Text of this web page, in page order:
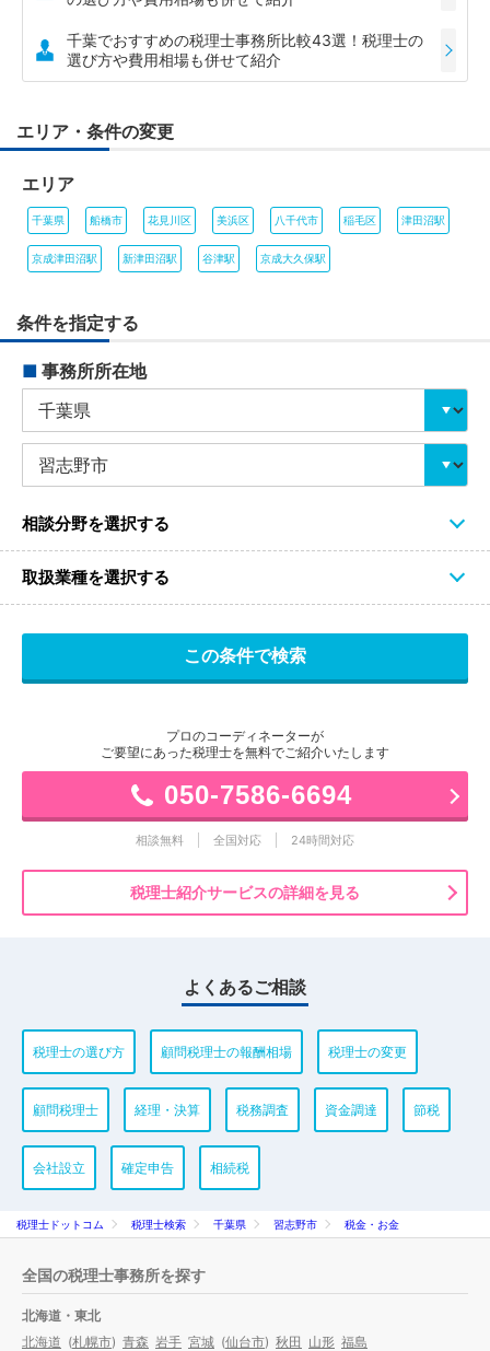
千葉でおすすめの税理士事務所比較43選！税理士の
選び方や費用相場も併せて紹介
エリア・条件の変更
エリア
千葉県 船橋市 花見川区 美浜区 八千代市 稲毛区 津田沼駅
京成津田沼駅 新津田沼駅 谷津駅 京成大久保駅
条件を指定する
■ 事務所所在地
相談分野を選択する
取扱業種を選択する
プロのコーディネーターが
ご要望にあった税理士を無料でご紹介いたします
050-7586-6694
相談無料 全国対応 24時間対応
税理士紹介サービスの詳細を見る
よくあるご相談
税理士の選び方 顧問税理士の報酬相場 税理士の変更
顧問税理士 経理・決算 税務調査 資金調達 節税
会社設立 確定申告 相続税
税理士ドットコム 税理士検索 千葉県 習志野市 税金・お金
全国の税理士事務所を探す
北海道・東北
北海道 (札幌市) 青森 岩手 宮城 (仙台市) 秋田 山形 福島